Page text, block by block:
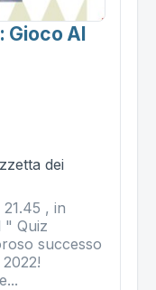
Gioco Al
dei
, in
" Quiz
successo